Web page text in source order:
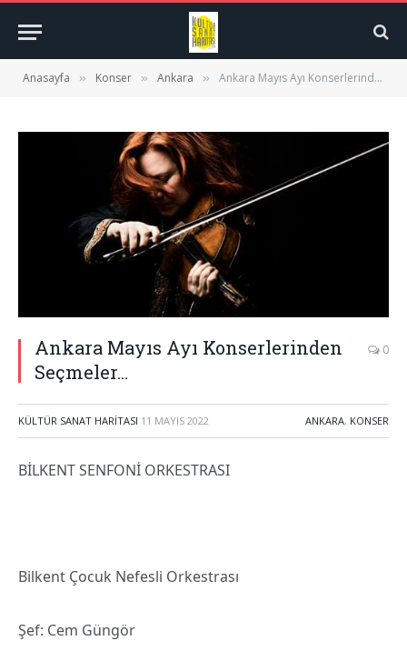
Anasayfa » Konser » Ankara » Ankara Mayıs Ayı Konserlerinden Seçmeler…
Ankara Mayıs Ayı Konserlerinden
Seçmeler…
0
KÜLTÜR SANAT HARITASI 11 MAYIS 2022 ANKARA, KONSER
BİLKENT SENFONİ ORKESTRASI
Bilkent Çocuk Nefesli Orkestrası
Şef: Cem Güngör